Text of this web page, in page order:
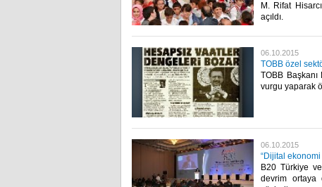
M. Rifat
açıldı.​
06.10.2015
TOBB özel
TOBB Başkanı
vurgu yaparak
06.10.2015
“Dijital ekonomi
B20 Türkiye
devrim ortaya